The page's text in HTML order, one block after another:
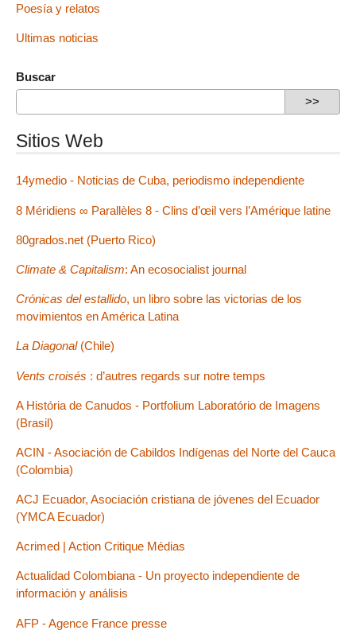
Poesía y relatos
Ultimas noticias
Buscar
Sitios Web
14ymedio - Noticias de Cuba, periodismo independiente
8 Méridiens ∞ Parallèles 8 - Clins d’œil vers l’Amérique latine
80grados.net (Puerto Rico)
Climate & Capitalism: An ecosocialist journal
Crónicas del estallido, un libro sobre las victorias de los
movimientos en América Latina
La Diagonal(Chile)
Vents croisés : d’autres regards sur notre temps
A História de Canudos - Portfolium Laboratório de Imagens
(Brasil)
ACIN - Asociación de Cabildos Indígenas del Norte del Cauca
(Colombia)
ACJ Ecuador, Asociación cristiana de jóvenes del Ecuador
(YMCA Ecuador)
Acrimed | Action Critique Médias
Actualidad Colombiana - Un proyecto independiente de
información y análisis
AFP - Agence France presse